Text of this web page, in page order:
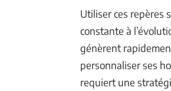
Utiliser ces repères
constante à
génèrent
personnaliser ses
requiert une